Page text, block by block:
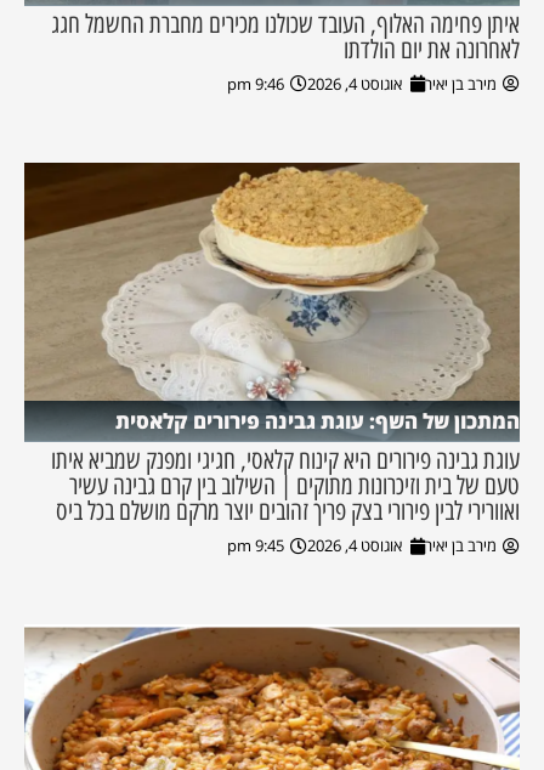
איתן פחימה האלוף, העובד שכולנו מכירים מחברת החשמל חגג
לאחרונה את יום הולדתו
מירב בן יאיר אוגוסט 4, 2026 9:46 pm
המתכון של השף: עוגת גבינה פירורים קלאסית
עוגת גבינה פירורים היא קינוח קלאסי, חגיגי ומפנק שמביא איתו
טעם של בית וזיכרונות מתוקים | השילוב בין קרם גבינה עשיר
ואוורירי לבין פירורי בצק פריך זהובים יוצר מרקם מושלם בכל ביס
מירב בן יאיר אוגוסט 4, 2026 9:45 pm